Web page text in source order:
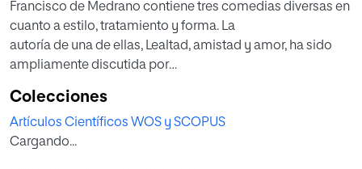
Francisco de Medrano contiene tres comedias diversas en
cuanto a estilo, tratamiento y forma. La
autoría de una de ellas, Lealtad, amistad y amor, ha sido
ampliamente discutida por
lealtad y amistad, también atribuida a Lope de Vega. A
pesar de los numerosos estudios, el creador de la
comedia ha seguido siendo una incógnita. Sin embargo,
Colecciones
Artículos Científicos WOS y SCOPUS
Cargando...